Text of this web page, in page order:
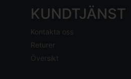
KUNDTJÄNST
Kontakta oss
Returer
Översikt